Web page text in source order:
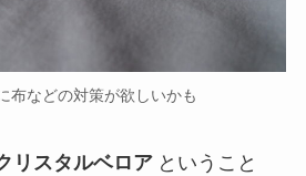
布などの対策が欲しいかも
リスタルベロア ということ